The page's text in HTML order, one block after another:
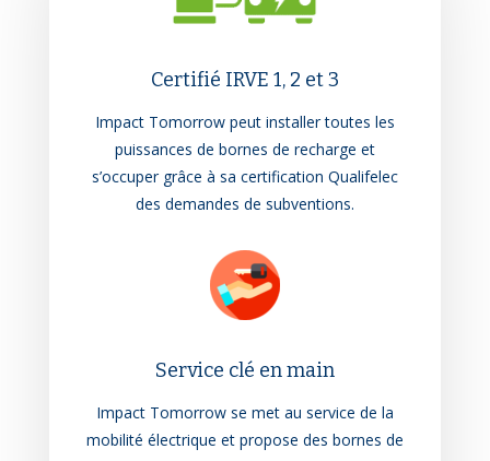
Certifié IRVE 1, 2 et 3
Impact Tomorrow peut installer toutes les
puissances de bornes de recharge et
s’occuper grâce à sa certification Qualifelec
des demandes de subventions.
Service clé en main
Impact Tomorrow se met au service de la
mobilité électrique et propose des bornes de